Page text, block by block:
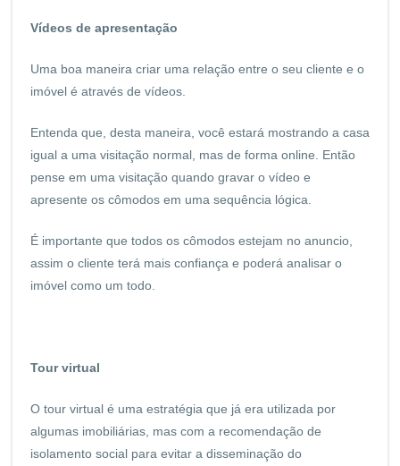
Vídeos de apresentação
Uma boa maneira criar uma relação entre o seu cliente e o
imóvel é através de vídeos.
Entenda que, desta maneira, você estará mostrando a casa
igual a uma visitação normal, mas de forma online. Então
pense em uma visitação quando gravar o vídeo e
apresente os cômodos em uma sequência lógica.
É importante que todos os cômodos estejam no anuncio,
assim o cliente terá mais confiança e poderá analisar o
imóvel como um todo.
Tour virtual
O tour virtual é uma estratégia que já era utilizada por
algumas imobiliárias, mas com a recomendação de
isolamento social para evitar a disseminação do